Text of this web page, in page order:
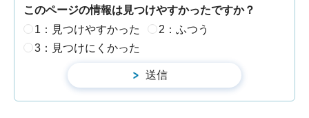
このページの情報は見つけやすかったですか？
1：見つけやすかった
2：ふつう
3：見つけにくかった